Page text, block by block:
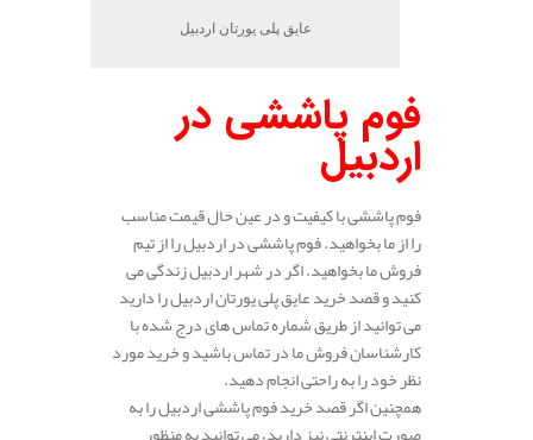
عایق پلی یورتان اردبیل
فوم پاششی در
اردبیل
فوم پاششی با کیفیت و در عین حال قیمت مناسب
را از ما بخواهید. فوم پاششی در اردبیل را از تیم
فروش ما بخواهید. اگر در شهر اردبیل زندگی می
کنید و قصد خرید عایق پلی یورتان اردبیل را دارید
می توانید از طریق شماره تماس های درج شده با
کارشناسان فروش ما در تماس باشید و خرید مورد
نظر خود را به راحتی انجام دهید.
همچنین اگر قصد خرید فوم پاششی اردبیل را به